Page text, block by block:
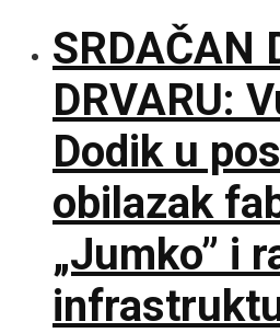
SRDAČAN
DRVARU:
Dodik u
obilazak
„Jumko” i